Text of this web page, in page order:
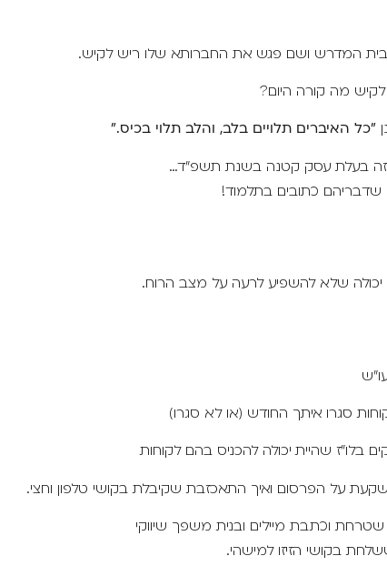
לבית המדרש ושם פגש את החברותא שלו ריש לקיש.
מה קורה היום?
"כל האיברים תלויים בלב, והלב תלוי בכיס."
בעלת עסק קטנה בשנת תשפ"ד…
שדבריהם כתובים בתלמוד!
יכולה שלא להשפיע לרעה על מצב הרוח.
סגרו איתך החודש (או לא סגרו)
בלו"ז שהיית יכולה להכניס בהם לקוחות
על הפרסום ואיך התאכזבת שקיבלת בקושי טלפון וחצי.
וכתבת מיילים ובנית משפך שיווקי
בקושי הזיזו למישהי.